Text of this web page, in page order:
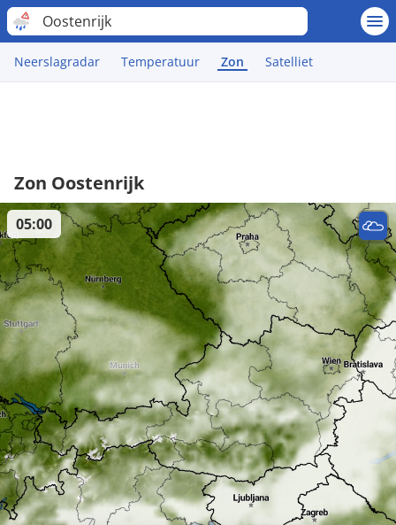
Oostenrijk
Neerslagradar Temperatuur Zon Satelliet
Zon Oostenrijk
05:00